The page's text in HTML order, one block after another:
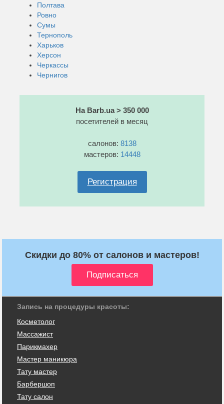
Полтава
Ровно
Сумы
Тернополь
Харьков
Херсон
Черкассы
Чернигов
На Barb.ua > 350 000
посетителей в месяц
салонов: 8138
мастеров: 14448
Регистрация
Скидки до 80% от салонов и мастеров!
Запись на процедуры красоты:
Косметолог
Массажист
Парикмахер
Мастер маникюра
Тату мастер
Барбершоп
Тату салон